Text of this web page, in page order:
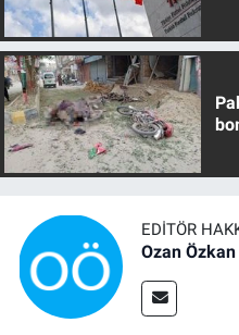
EDITÖR
Ozan Özkan